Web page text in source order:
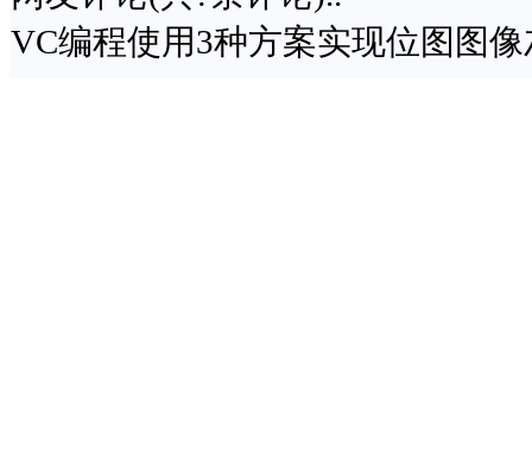
VC编程使用3种方案实现位图图